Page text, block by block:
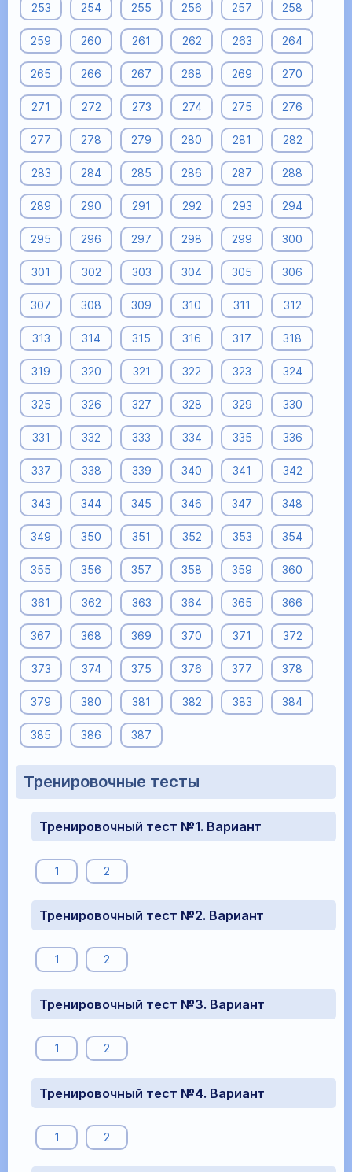
253 254 255 256 257 258
259 260 261 262 263 264
265 266 267 268 269 270
271 272 273 274 275 276
277 278 279 280 281 282
283 284 285 286 287 288
289 290 291 292 293 294
295 296 297 298 299 300
301 302 303 304 305 306
307 308 309 310 311 312
313 314 315 316 317 318
319 320 321 322 323 324
325 326 327 328 329 330
331 332 333 334 335 336
337 338 339 340 341 342
343 344 345 346 347 348
349 350 351 352 353 354
355 356 357 358 359 360
361 362 363 364 365 366
367 368 369 370 371 372
373 374 375 376 377 378
379 380 381 382 383 384
385 386 387
Тренировочные тесты
Тренировочный тест №1. Вариант
1 2
Тренировочный тест №2. Вариант
1 2
Тренировочный тест №3. Вариант
1 2
Тренировочный тест №4. Вариант
1 2